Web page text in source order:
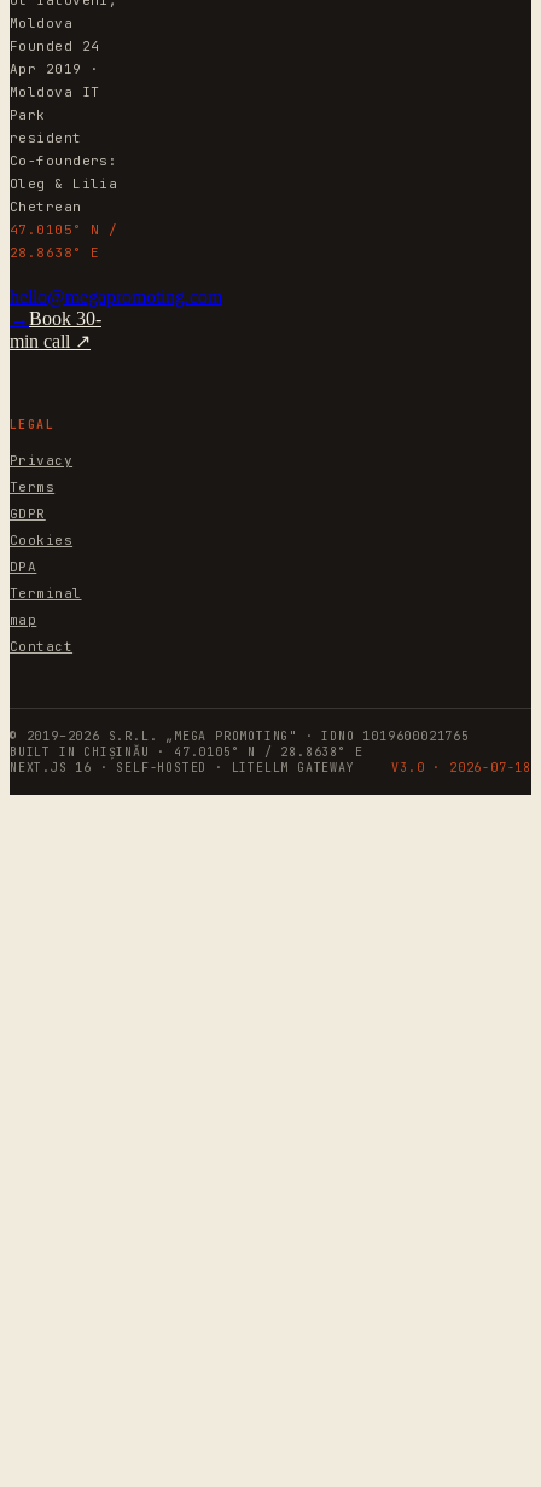
Moldova
Founded 24
Apr 2019 ·
Moldova IT
Park
resident
Co-founders:
Oleg & Lilia
Chetrean
47.0105° N /
28.8638° E
hello@megapromoting.com
→Book 30-
min call ↗
LEGAL
Privacy
Terms
GDPR
Cookies
DPA
Terminal
map
Contact
© 2019–2026 S.R.L. „MEGA PROMOTING" · IDNO 1019600021765
BUILT IN CHIȘINĂU · 47.0105° N / 28.8638° E
NEXT.JS 16 · SELF-HOSTED · LITELLM GATEWAY
V3.0 · 2026-07-18